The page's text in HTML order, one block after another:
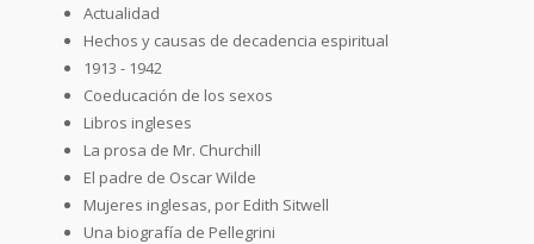
Actualidad
Hechos y causas de decadencia espiritual
1913 - 1942
Coeducación de los sexos
Libros ingleses
La prosa de Mr. Churchill
El padre de Oscar Wilde
Mujeres inglesas, por Edith Sitwell
Una biografía de Pellegrini